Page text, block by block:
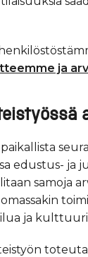
ja
edustus- ja
samoja
ja